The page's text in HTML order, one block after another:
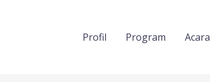
Profil Program Acara